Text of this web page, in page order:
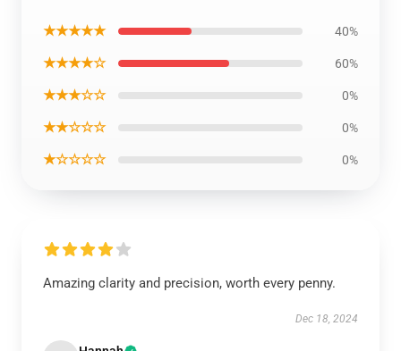
★★★★★ 40%
★★★★☆ 60%
★★★☆☆ 0%
★★☆☆☆ 0%
★☆☆☆☆ 0%
Amazing clarity and precision, worth every penny.
Dec 18, 2024